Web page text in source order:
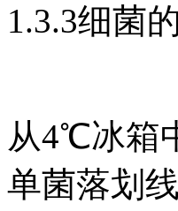
1.3.3细菌
从4℃冰箱
单菌落划